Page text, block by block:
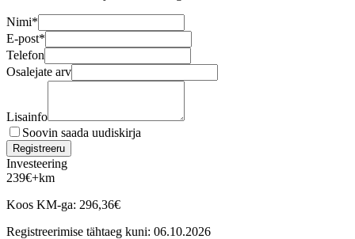
Nimi*
E-post*
Telefon
Osalejate arv
Lisainfo
Soovin saada uudiskirja
Registreeru
Investeering
239€+km
Koos KM-ga: 296,36€
Registreerimise tähtaeg kuni: 06.10.2026